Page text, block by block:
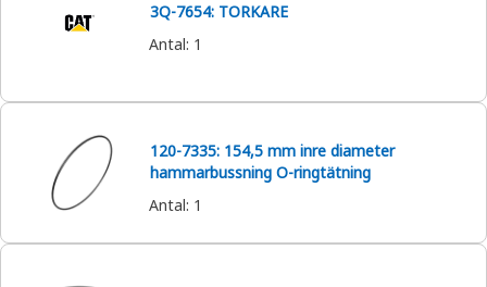
3Q-7654: TORKARE
Antal: 1
120-7335: 154,5 mm inre diameter
hammarbussning O-ringtätning
Antal: 1